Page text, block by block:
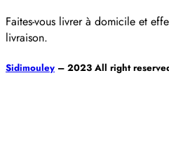
Faites-vous livrer à domicile et
livraison.
Sidimouley – 2023 All right